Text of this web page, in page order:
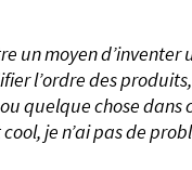
un moyen d’inventer
l’ordre des
quelque chose
je n’ai pas de